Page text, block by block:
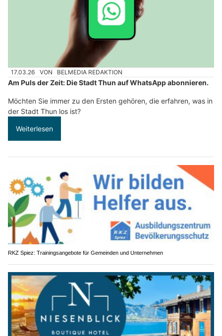
17.03.26 VON BELMEDIA REDAKTION
Am Puls der Zeit: Die Stadt Thun auf WhatsApp abonnieren.
Möchten Sie immer zu den Ersten gehören, die erfahren, was in
der Stadt Thun los ist?
Weiterlesen
RKZ Spiez: Trainingsangebote für Gemeinden und Unternehmen